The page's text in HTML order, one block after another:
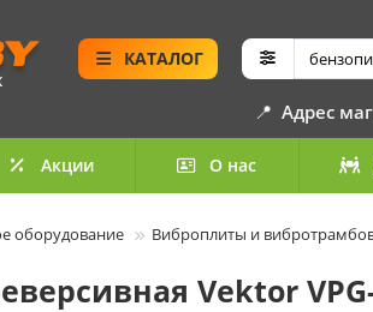
КАТАЛОГ
📍 Адрес
Акции О нас
оборудование Виброплиты и
Vektor